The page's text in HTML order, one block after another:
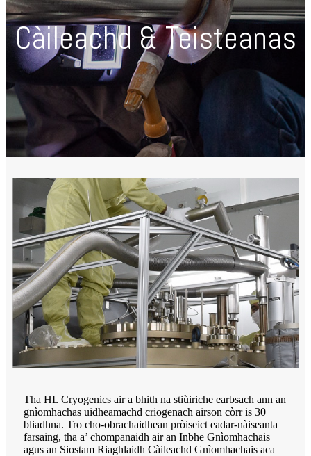
Càileachd & Teisteanas
Tha HL Cryogenics air a bhith na stiùiriche earbsach ann an
gnìomhachas uidheamachd criogenach airson còrr is 30
bliadhna. Tro cho-obrachaidhean pròiseict eadar-nàiseanta
farsaing, tha a’ chompanaidh air an Inbhe Gnìomhachais
agus an Siostam Riaghlaidh Càileachd Gnìomhachais aca